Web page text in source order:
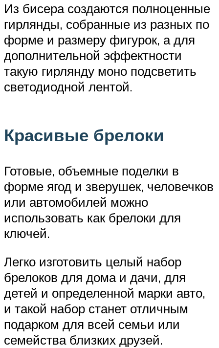
Из бисера создаются полноценные
гирлянды, собранные из разных по
форме и размеру фигурок, а для
дополнительной эффектности
такую гирлянду моно подсветить
светодиодной лентой.
Красивые брелоки
Готовые, объемные поделки в
форме ягод и зверушек, человечков
или автомобилей можно
использовать как брелоки для
ключей.
Легко изготовить целый набор
брелоков для дома и дачи, для
детей и определенной марки авто,
и такой набор станет отличным
подарком для всей семьи или
семейства близких друзей.